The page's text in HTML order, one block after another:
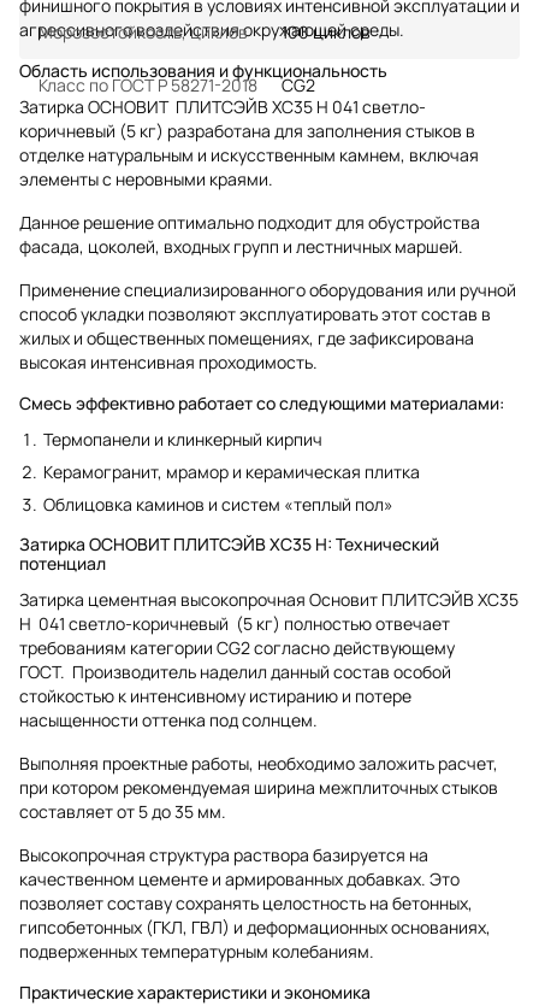
Морозостойкость, циклов 100 циклов
Класс по ГОСТ Р 58271-2018 CG2
финишного покрытия в условиях интенсивной эксплуатации и
агрессивного воздействия окружающей среды.
Область использования и функциональность
Затирка ОСНОВИТ ПЛИТСЭЙВ XC35 H 041 светло-
коричневый (5 кг) разработана для заполнения стыков в
отделке натуральным и искусственным камнем, включая
элементы с неровными краями.
Данное решение оптимально подходит для обустройства
фасада, цоколей, входных групп и лестничных маршей.
Применение специализированного оборудования или ручной
способ укладки позволяют эксплуатировать этот состав в
жилых и общественных помещениях, где зафиксирована
высокая интенсивная проходимость.
Смесь эффективно работает со следующими материалами:
Термопанели и клинкерный кирпич
Керамогранит, мрамор и керамическая плитка
Облицовка каминов и систем «теплый пол»
Затирка ОСНОВИТ ПЛИТСЭЙВ XC35 H: Технический
потенциал
Затирка цементная высокопрочная Основит ПЛИТСЭЙВ XC35
H 041 светло-коричневый (5 кг) полностью отвечает
требованиям категории CG2 согласно действующему
ГОСТ. Производитель наделил данный состав особой
стойкостью к интенсивному истиранию и потере
насыщенности оттенка под солнцем.
Выполняя проектные работы, необходимо заложить расчет,
при котором рекомендуемая ширина межплиточных стыков
составляет от 5 до 35 мм.
Высокопрочная структура раствора базируется на
качественном цементе и армированных добавках. Это
позволяет составу сохранять целостность на бетонных,
гипсобетонных (ГКЛ, ГВЛ) и деформационных основаниях,
подверженных температурным колебаниям.
Практические характеристики и экономика